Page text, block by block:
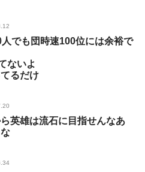
でも団時速100位には余裕で
ないよ
るだけ
英雄は流石に目指せんなあ